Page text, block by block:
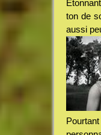
ton de
aussi